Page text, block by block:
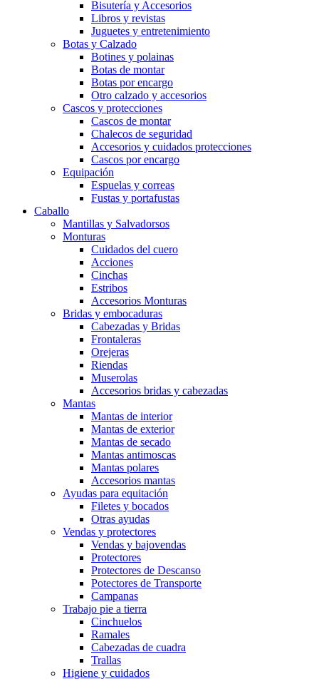
Bisutería y Accesorios
Libros y revistas
Juguetes y entretenimiento
Botas y Calzado
Botines y polainas
Botas de montar
Botas por encargo
Otro calzado y accesorios
Cascos y protecciones
Cascos de montar
Chalecos de seguridad
Accesorios y cuidados protecciones
Cascos por encargo
Equipación
Espuelas y correas
Fustas y portafustas
Caballo
Mantillas y Salvadorsos
Monturas
Cuidados del cuero
Acciones
Cinchas
Estribos
Accesorios Monturas
Bridas y embocaduras
Cabezadas y Bridas
Frontaleras
Orejeras
Riendas
Muserolas
Accesorios bridas y cabezadas
Mantas
Mantas de interior
Mantas de exterior
Mantas de secado
Mantas antimoscas
Mantas polares
Accesorios mantas
Ayudas para equitación
Filetes y bocados
Otras ayudas
Vendas y protectores
Vendas y bajovendas
Protectores
Protectores de Descanso
Potectores de Transporte
Campanas
Trabajo pie a tierra
Cinchuelos
Ramales
Cabezadas de cuadra
Trallas
Higiene y cuidados